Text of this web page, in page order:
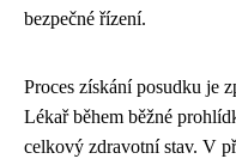
bezpečné řízení.
Proces získání posudku je
Lékař během běžné
celkový zdravotní stav. V